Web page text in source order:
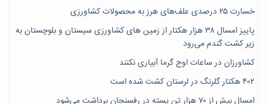
خسارت ۲۵ درصدی علف‌های هرز به محصولات کشاورزی
پاییز امسال ۳۸ هزار هکتار از زمین های کشاورزی سیستان و بلوچستان به
زیر کشت گندم می‌رود
کشاورزان در ساعات اوج گرما آبیاری نکنند
۴۰۲ هکتار گلرنگ در لرستان کشت شده است
امسال بیش از ۷۰ هزار تن پسته در رفسنجان برداشت می‌شود